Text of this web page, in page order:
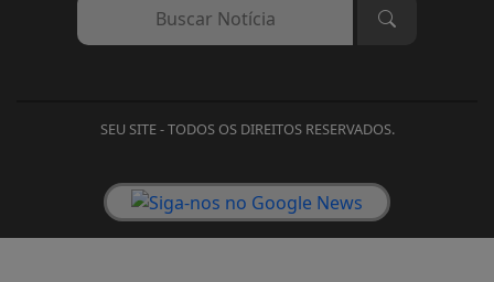
SEU SITE - TODOS OS DIREITOS RESERVADOS.